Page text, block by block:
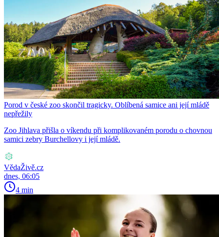
Porod v české zoo skončil tragicky. Oblíbená samice ani její mládě
nepřežily
Zoo Jihlava přišla o víkendu při komplikovaném porodu o chovnou
samici zebry Burchellovy i její mládě.
VědaŽivě.cz
dnes, 06:05
4 min